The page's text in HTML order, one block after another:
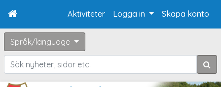
Aktiviteter Logga in Skapa konto
Språk/language
Sök